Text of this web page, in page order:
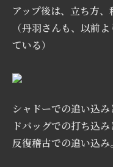
アップ後は、立ち方、
（丹羽さんも、以前
ている）
シャドーでの追い込み
ドバッグでの打ち込
反復稽古での追い込み。